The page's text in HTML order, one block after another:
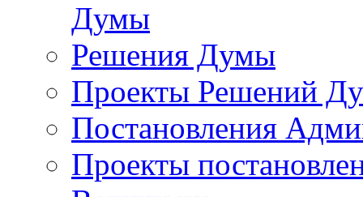
Думы
Решения Думы
Проекты Решений
Постановления
Проекты